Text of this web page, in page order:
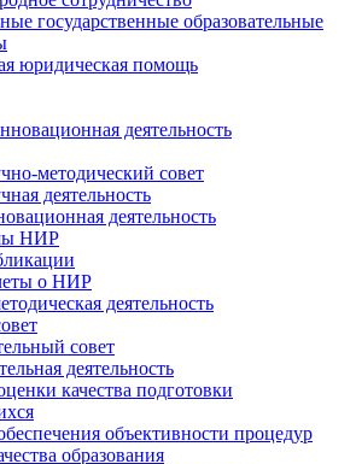
государственные образовательные
юридическая помощь
деятельность
методический совет
деятельность
деятельность
НИР
о НИР
деятельность
совет
деятельность
качества подготовки
объективности процедур
образования